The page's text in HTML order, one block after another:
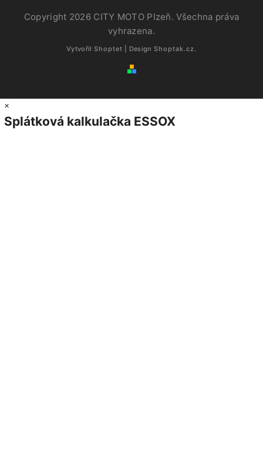
Copyright 2026 CITY MOTO Plzeň. Všechna práva
vyhrazena.
Vytvořil Shoptet | Design Shoptak.cz.
×
Splátková kalkulačka ESSOX